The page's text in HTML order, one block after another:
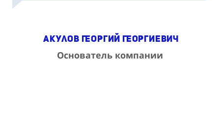
Акулов Георгий Георгиевич
Основатель компании